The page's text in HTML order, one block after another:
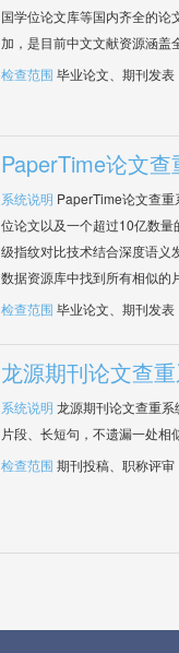
国学位论文库等国内齐全的
加，是目前中文文献资源涵盖
检查范围 毕业论文、期刊发表
PaperTime论文查
系统说明 PaperTime论文查
位论文以及一个超过10亿数
级指纹对比技术结合深度语义
数据资源库中找到所有相似的
检查范围 毕业论文、期刊发表
龙源期刊论文查
系统说明 龙源期刊论文查重
片段、长短句，不遗漏一处相
检查范围 期刊投稿、职称评审